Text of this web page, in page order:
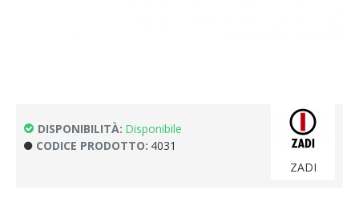
DISPONIBILITÀ: Disponibile
CODICE PRODOTTO: 4031
ZADI